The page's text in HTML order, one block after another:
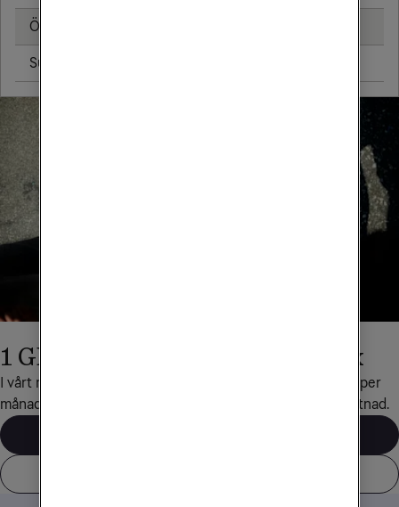
Öppningsavgift
Surfa utan surfpaket
1 GB surf med Obegränsad Max
I vårt mobilabonnemang Obegränsad Max ingår 1 GB surf per
månad när du reser till det här landet, helt utan extra kostnad.